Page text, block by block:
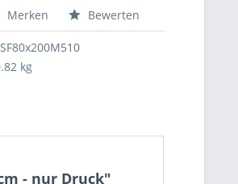
Merken Bewerten
kg
- nur Druck"